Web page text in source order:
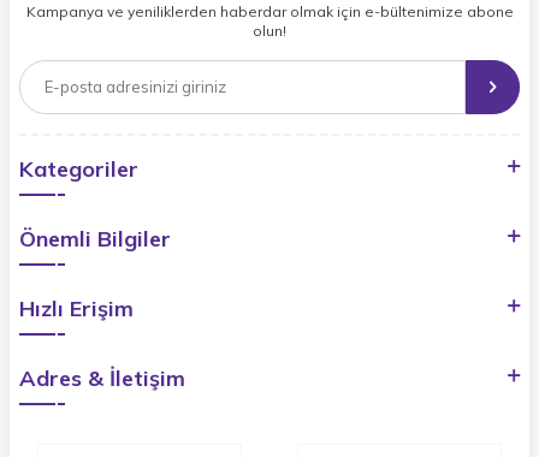
Kampanya ve yeniliklerden haberdar olmak için e-bültenimize abone
olun!
Kategoriler
Önemli Bilgiler
Hızlı Erişim
Adres & İletişim